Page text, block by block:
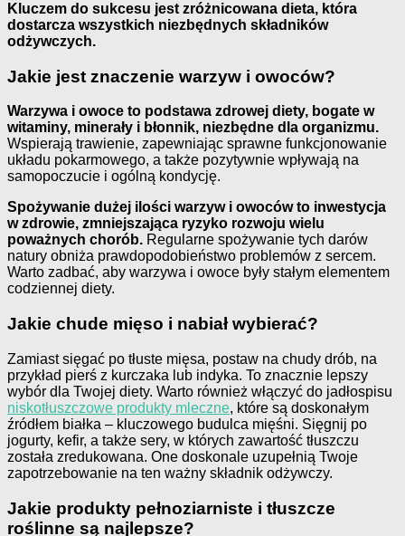
Kluczem do sukcesu jest zróżnicowana dieta, która
dostarcza wszystkich niezbędnych składników
odżywczych.
Jakie jest znaczenie warzyw i owoców?
Warzywa i owoce to podstawa zdrowej diety, bogate w
witaminy, minerały i błonnik, niezbędne dla organizmu.
Wspierają trawienie, zapewniając sprawne funkcjonowanie
układu pokarmowego, a także pozytywnie wpływają na
samopoczucie i ogólną kondycję.
Spożywanie dużej ilości warzyw i owoców to inwestycja
w zdrowie, zmniejszająca ryzyko rozwoju wielu
poważnych chorób. Regularne spożywanie tych darów
natury obniża prawdopodobieństwo problemów z sercem.
Warto zadbać, aby warzywa i owoce były stałym elementem
codziennej diety.
Jakie chude mięso i nabiał wybierać?
Zamiast sięgać po tłuste mięsa, postaw na chudy drób, na
przykład pierś z kurczaka lub indyka. To znacznie lepszy
wybór dla Twojej diety. Warto również włączyć do jadłospisu
niskotłuszczowe produkty mleczne, które są doskonałym
źródłem białka – kluczowego budulca mięśni. Sięgnij po
jogurty, kefir, a także sery, w których zawartość tłuszczu
została zredukowana. One doskonale uzupełnią Twoje
zapotrzebowanie na ten ważny składnik odżywczy.
Jakie produkty pełnoziarniste i tłuszcze
roślinne są najlepsze?